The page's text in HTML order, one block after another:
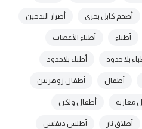
أضخم كابل بحري أضرار التدخين
أطباء أطباء الأعصاب
بلا حدود أطباء بلاحدود
أطفال أطفال زوهريين
مغاربة أطفال ولكن
أطلاق نار أطلس ديفنس